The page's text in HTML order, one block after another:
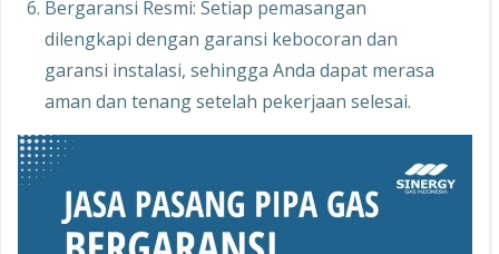
Bergaransi Resmi: Setiap pemasangan
dilengkapi dengan garansi kebocoran dan
garansi instalasi, sehingga Anda dapat merasa
aman dan tenang setelah pekerjaan selesai.